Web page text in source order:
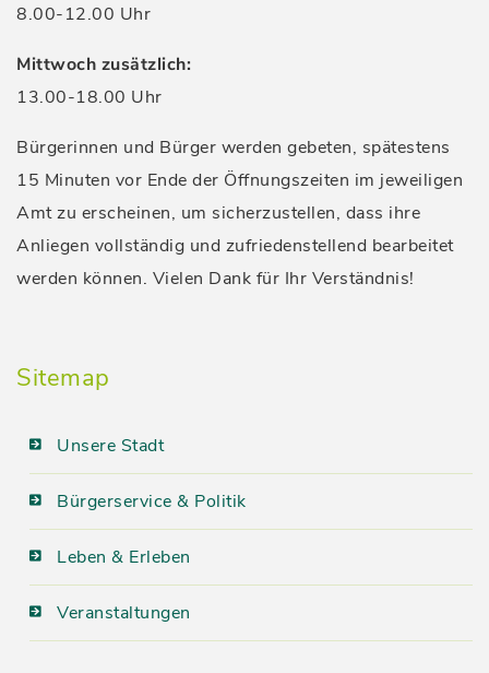
8.00-12.00 Uhr
Mittwoch zusätzlich:
13.00-18.00 Uhr
Bürgerinnen und Bürger werden gebeten, spätestens
15 Minuten vor Ende der Öffnungszeiten im jeweiligen
Amt zu erscheinen, um sicherzustellen, dass ihre
Anliegen vollständig und zufriedenstellend bearbeitet
werden können. Vielen Dank für Ihr Verständnis!
Sitemap
Unsere Stadt
Bürgerservice & Politik
Leben & Erleben
Veranstaltungen